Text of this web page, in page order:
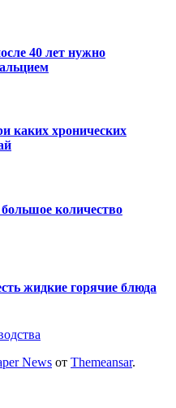
40 лет нужно
каких хронических
количество
жидкие горячие блюда
News от Themeansar.